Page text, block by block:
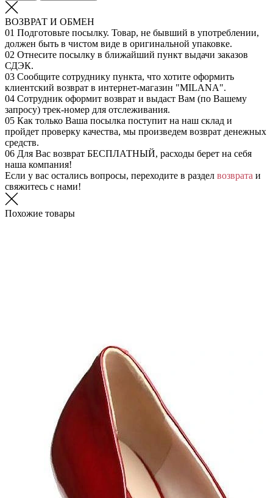
ВОЗВРАТ И ОБМЕН
01 Подготовьте посылку. Товар, не бывший в употреблении,
должен быть в чистом виде в оригинальной упаковке.
02 Отнесите посылку в ближайший пункт выдачи заказов
СДЭК.
03 Сообщите сотруднику пункта, что хотите оформить
клиентский возврат в интернет-магазин "MILANA".
04 Сотрудник оформит возврат и выдаст Вам (по Вашему
запросу) трек-номер для отслеживания.
05 Как только Ваша посылка поступит на наш склад и
пройдет проверку качества, мы произведем возврат денежных
средств.
06 Для Вас возврат БЕСПЛАТНЫЙ, расходы берет на себя
наша компания!
Если у вас остались вопросы, переходите в раздел возврата и
свяжитесь с нами!
Похожие товары